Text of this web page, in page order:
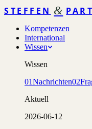
STEFFEN &
Kompetenzen
International
Wissen
Wissen
01Nachrichten02
Aktuell
2026-06-12